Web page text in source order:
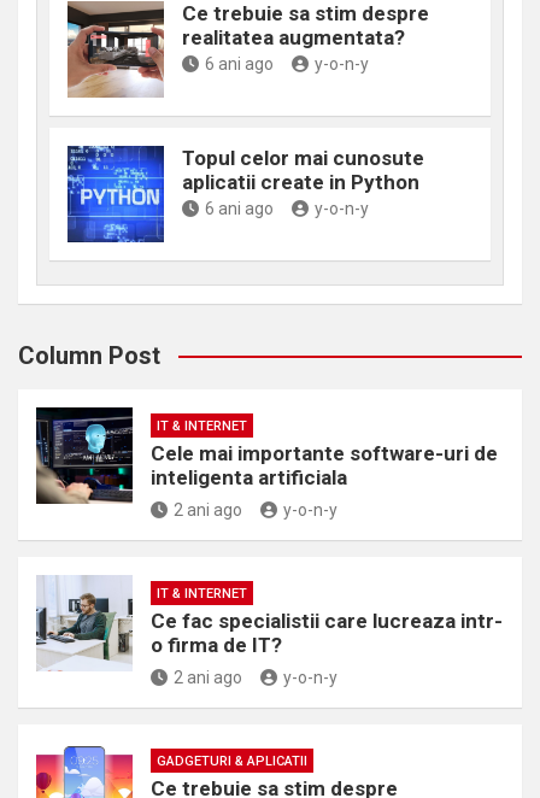
Ce trebuie sa stim despre
realitatea augmentata?
6 ani ago y-o-n-y
Topul celor mai cunosute
aplicatii create in Python
6 ani ago y-o-n-y
Column Post
IT & INTERNET
Cele mai importante software-uri de
inteligenta artificiala
2 ani ago y-o-n-y
IT & INTERNET
Ce fac specialistii care lucreaza intr-
o firma de IT?
2 ani ago y-o-n-y
GADGETURI & APLICATII
Ce trebuie sa stim despre